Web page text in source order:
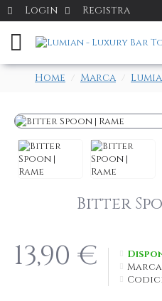
Login Registra
Home Marca
Bitter
13,90 €